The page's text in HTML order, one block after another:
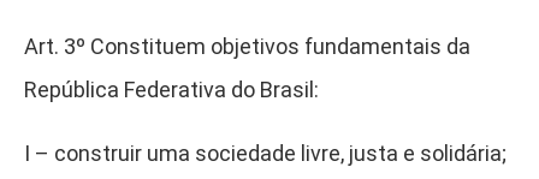
Art. 3º Constituem objetivos fundamentais da
República Federativa do Brasil:
I – construir uma sociedade livre, justa e solidária;